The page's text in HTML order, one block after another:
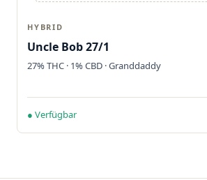
HYBRID
Uncle Bob 27/1
27% THC · 1% CBD · Granddaddy
● Verfügbar